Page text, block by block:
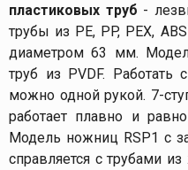
пластиковых труб -
трубы из PE, PP, PEX,
диаметром 63 мм.
труб из PVDF.
можно одной рукой. 7-
работает плавно и
Модель ножниц RSP1 с
справляется с трубами